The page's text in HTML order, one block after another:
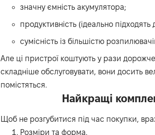
значну ємність акумулятора;
продуктивність (ідеально
сумісність із більшістю
Але ці пристрої коштують у рази
складніше обслуговувати, вони досить
помістяться.
Найкращі
Щоб не розгубитися під час покупки,
Розміри та форма.